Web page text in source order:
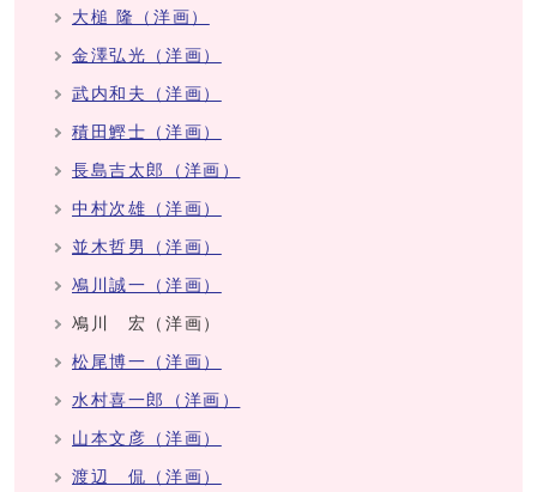
大槌 隆（洋画）
金澤弘光（洋画）
武内和夫（洋画）
積田鰹士（洋画）
長島吉太郎（洋画）
中村次雄（洋画）
並木哲男（洋画）
鳰川誠一（洋画）
鳰川 宏（洋画）
松尾博一（洋画）
水村喜一郎（洋画）
山本文彦（洋画）
渡辺 侃（洋画）